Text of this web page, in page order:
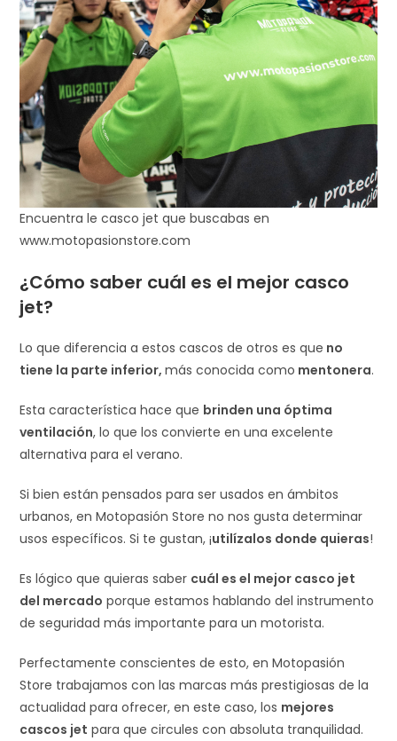
Encuentra le casco jet que buscabas en
www.motopasionstore.com
¿Cómo saber cuál es el mejor casco
jet?
Lo que diferencia a estos cascos de otros es que no
tiene la parte inferior,más conocida como mentonera.
Esta característica hace que brinden una óptima
ventilación, lo que los convierte en una excelente
alternativa para el verano.
Si bien están pensados para ser usados en ámbitos
urbanos, en Motopasión Store no nos gusta determinar
usos específicos. Si te gustan, ¡utilízalos donde quieras!
Es lógico que quieras saber cuál es el mejor casco jet
del mercado porque estamos hablando del instrumento
de seguridad más importante para un motorista.
Perfectamente conscientes de esto, en Motopasión
Store trabajamos con las marcas más prestigiosas de la
actualidad para ofrecer, en este caso, los mejores
cascos jet para que circules con absoluta tranquilidad.